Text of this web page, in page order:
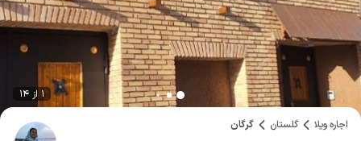
1 از 14
اجاره ویلا گلستان گرگان